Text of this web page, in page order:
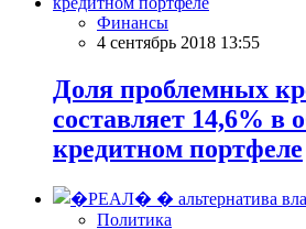
Финансы
4 сентябрь 2018 13:55
Доля проблемных
составляет 14,6% в
кредитном портфеле
Политика